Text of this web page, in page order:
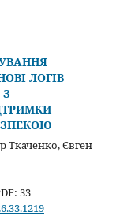
ЛОГІВ
Ткаченко, Євген
33